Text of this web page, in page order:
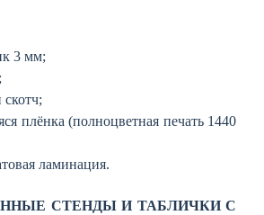
3 мм;
плёнка (полноцветная печать 1440
ламинация.
СТЕНДЫ И ТАБЛИЧКИ С